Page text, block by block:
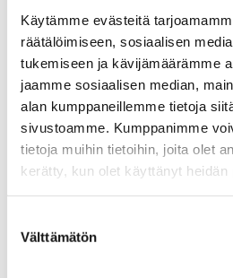
Käytämme evästeitä
räätälöimiseen, sosiaalisen
tukemiseen ja kävijämäärämme
jaamme sosiaalisen median,
alan kumppaneillemme tietoja
sivustoamme. Kumppanimme
tietoja muihin tietoihin, joita olet
kerätty, kun olet käyttänyt heidän
valinta
Välttämätön
6.10.
2026
Aika
ti 06.10.2026